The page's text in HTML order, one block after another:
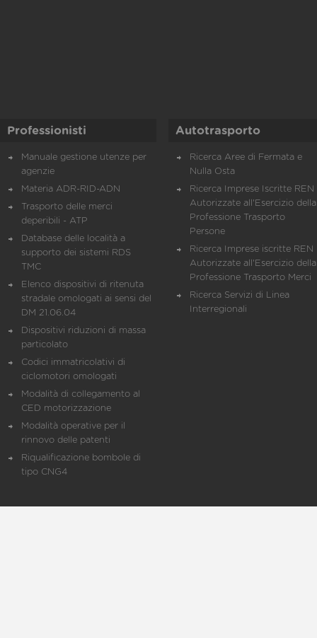
Professionisti
Manuale gestione utenze per
agenzie
Materia ADR-RID-ADN
Trasporto delle merci
deperibili - ATP
Database delle località a
supporto dei sistemi RDS
TMC
Elenco dispositivi di ritenuta
stradale omologati ai sensi del
DM 21.06.04
Dispositivi riduzioni di massa
particolato
Codici immatricolativi di
ciclomotori omologati
Modalità di collegamento al
CED motorizzazione
Modalità operative per il
rinnovo delle patenti
Riqualificazione bombole di
tipo CNG4
Autotrasporto
Ricerca Aree di Fermata e
Nulla Osta
Ricerca Imprese Iscritte REN
Autorizzate all'Esercizio della
Professione Trasporto
Persone
Ricerca Imprese iscritte REN
Autorizzate all'Esercizio della
Professione Trasporto Merci
Ricerca Servizi di Linea
Interregionali